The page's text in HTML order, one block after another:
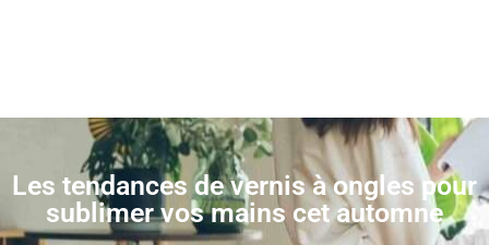
Les tendances de vernis à ongles pour
sublimer vos mains cet automne